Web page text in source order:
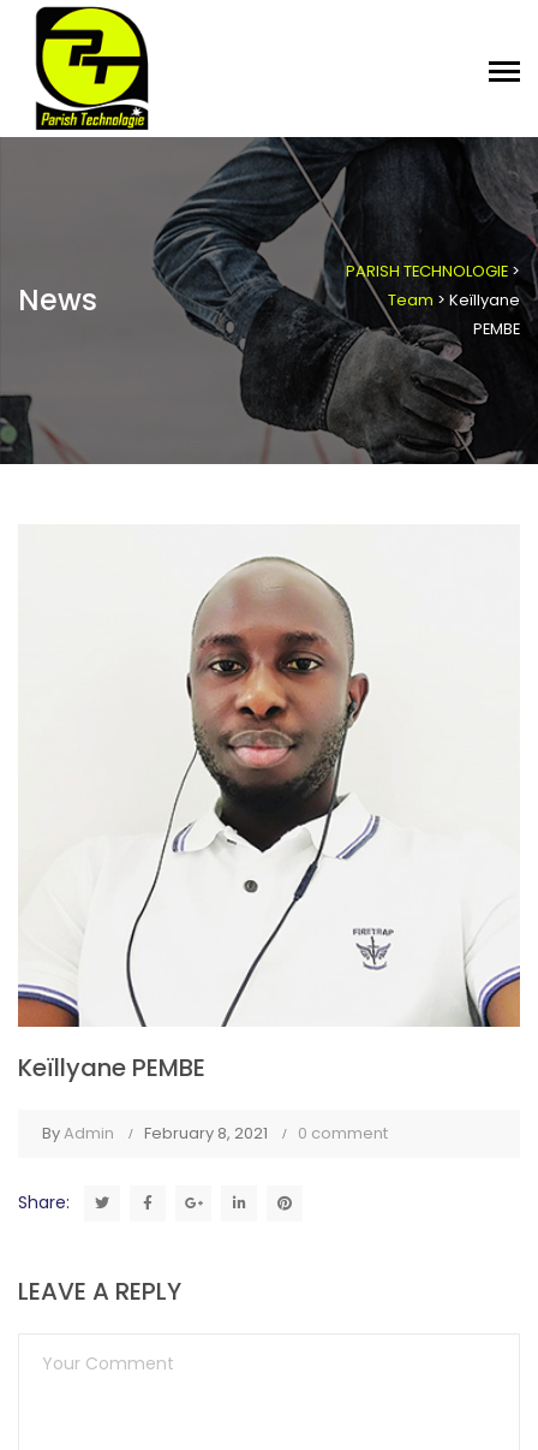
News
PARISH TECHNOLOGIE >
Team > Keïllyane
PEMBE
Keïllyane PEMBE
ByAdmin February 8, 2021 0 comment
Share:
LEAVE A REPLY